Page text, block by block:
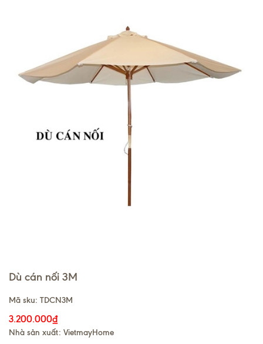
Dù cán nối 3M
Mã sku: TDCN3M
3.200.000₫
Nhà sản xuất: VietmayHome